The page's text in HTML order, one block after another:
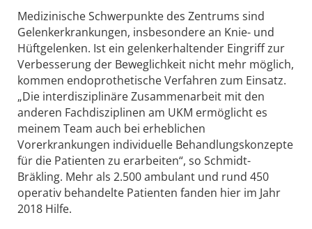
Medizinische Schwerpunkte des Zentrums sind
Gelenkerkrankungen, insbesondere an Knie- und
Hüftgelenken. Ist ein gelenkerhaltender Eingriff zur
Verbesserung der Beweglichkeit nicht mehr möglich,
kommen endoprothetische Verfahren zum Einsatz.
„Die interdisziplinäre Zusammenarbeit mit den
anderen Fachdisziplinen am UKM ermöglicht es
meinem Team auch bei erheblichen
Vorerkrankungen individuelle Behandlungskonzepte
für die Patienten zu erarbeiten“, so Schmidt-
Bräkling. Mehr als 2.500 ambulant und rund 450
operativ behandelte Patienten fanden hier im Jahr
2018 Hilfe.